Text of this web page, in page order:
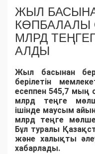
ЖЫЛ
КӨПБАЛАЛЫ
МЛРД
АЛДЫ
Жыл басынан
берілетін
есеппен 545,7 мың
млрд теңге
ішінде маусым
млрд теңге
Бұл туралы
және халықты
хабарлады.